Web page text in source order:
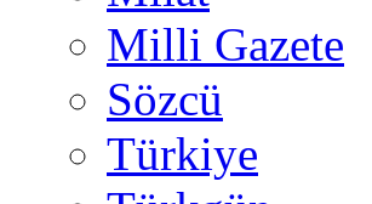
Milli Gazete
Sözcü
Türkiye